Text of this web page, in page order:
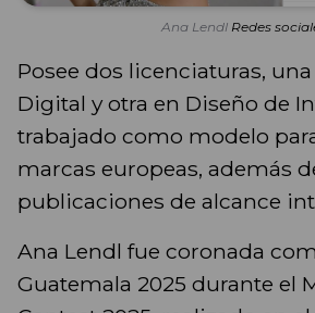
Ana Lendl Redes
Posee dos licenciaturas,
Digital y otra en Diseño de
trabajado como modelo
marcas europeas, además
publicaciones de alcance
Ana Lendl fue coronada
Guatemala 2025 durante el